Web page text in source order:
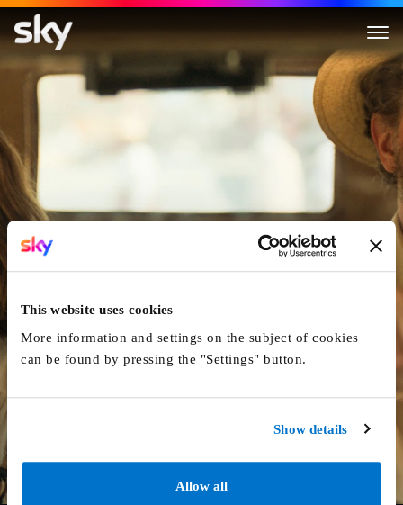
This website uses cookies
More information and settings on the subject of cookies
can be found by pressing the "Settings" button.
Show details
Allow all
Maria Reiche: Das